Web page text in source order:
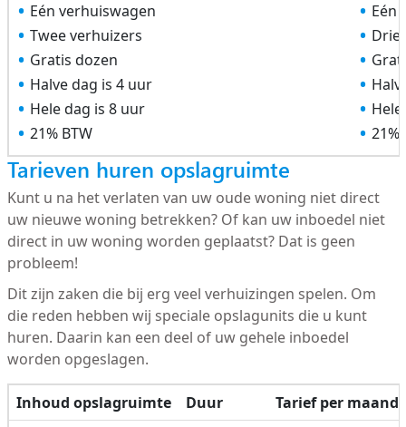
Eén verhuiswagen
Twee verhuizers
Gratis dozen
Halve dag is 4 uur
Hele dag is 8 uur
21% BTW
Eén
Drie
21%
Tarieven huren opslagruimte
Kunt u na het verlaten van uw oude woning niet direct
uw nieuwe woning betrekken? Of kan uw inboedel niet
direct in uw woning worden geplaatst? Dat is geen
probleem!
Dit zijn zaken die bij erg veel verhuizingen spelen. Om
die reden hebben wij speciale opslagunits die u kunt
huren. Daarin kan een deel of uw gehele inboedel
worden opgeslagen.
Inhoud opslagruimte Duur
Tarief per maand